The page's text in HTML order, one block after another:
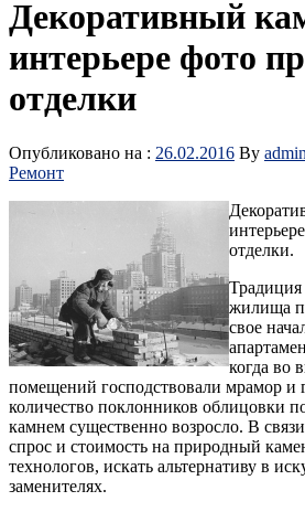
Декоративный
интерьере фото
отделки
Опубликовано на : 26.02.2016 By admin
Ремонт
отделки.
Традиция
жилища
свое
когда во
помещений господствовали мрамор и
количество поклонников облицовки
камнем существенно возросло. В
спрос и стоимость на природный
технологов, искать альтернативу в
заменителях.